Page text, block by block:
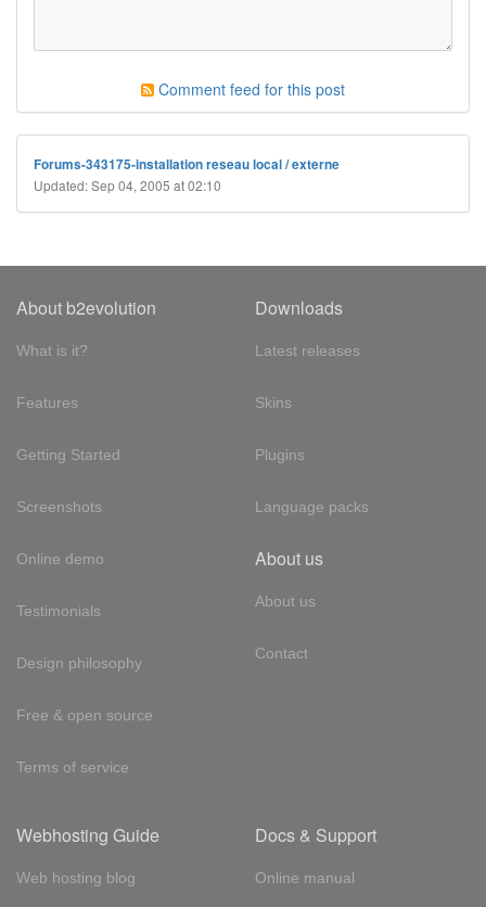
Comment feed for this post
Forums-343175-installation reseau local / externe
Updated: Sep 04, 2005 at 02:10
About b2evolution
What is it?
Features
Getting Started
Screenshots
Online demo
Testimonials
Design philosophy
Free & open source
Terms of service
Downloads
Latest releases
Skins
Plugins
Language packs
About us
About us
Contact
Webhosting Guide
Web hosting blog
Docs & Support
Online manual